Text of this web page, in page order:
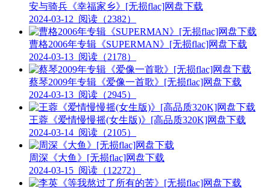
安与骑兵《幸福家乡》[无损flac]网盘下载
2024-03-12 阅读（2382）
曹格2006年专辑《SUPERMAN》[无损flac]网盘下载
2024-03-13 阅读（2178）
蔡琴2009年专辑《爱像一首歌》[无损flac]网盘下载
2024-03-13 阅读（2945）
王蓉《爱情慢慢摇(女生版)》[高品质320K]网盘下载
2024-03-14 阅读（2105）
周深《大鱼》[无损flac]网盘下载
2024-03-15 阅读（12272）